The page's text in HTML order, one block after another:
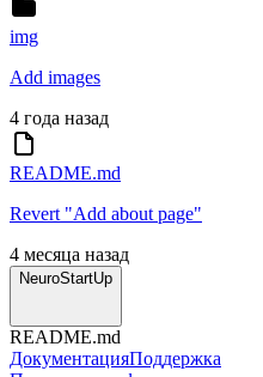
img
Add images
4 года назад
README.md
Revert "Add about page"
4 месяца назад
NeuroStartUp
README.md
ДокументацияПоддержка